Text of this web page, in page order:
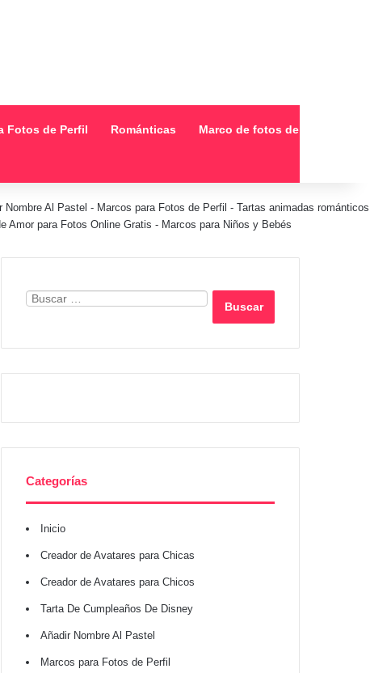
Fotos de Perfil Románticas Marco de fotos de collage
Nombre Al Pastel - Marcos para Fotos de Perfil - Tartas animadas románticos
Amor para Fotos Online Gratis - Marcos para Niños y Bebés
Categorías
Inicio
Creador de Avatares para Chicas
Creador de Avatares para Chicos
Tarta De Cumpleaños De Disney
Añadir Nombre Al Pastel
Marcos para Fotos de Perfil